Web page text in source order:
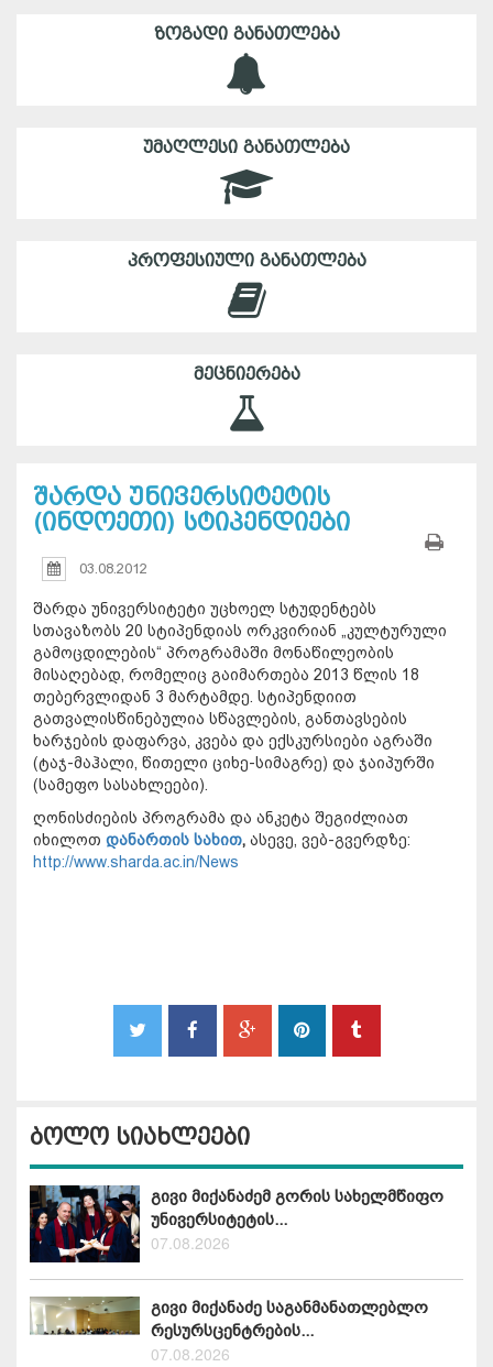
ᲖᲝᲒᲐᲓᲘ ᲒᲐᲜᲐᲗᲚᲔᲑᲐ
ᲣᲛᲐᲦᲚᲔᲡᲘ ᲒᲐᲜᲐᲗᲚᲔᲑᲐ
ᲞᲠᲝᲤᲔᲡᲘᲣᲚᲘ ᲒᲐᲜᲐᲗᲚᲔᲑᲐ
ᲛᲔᲪᲜᲘᲔᲠᲔᲑᲐ
შარდა უნივერსიტეტის
(ინდოეთი) სტიპენდიები
03.08.2012
შარდა უნივერსიტეტი უცხოელ სტუდენტებს
სთავაზობს 20 სტიპენდიას ორკვირიან „კულტურული
გამოცდილების“ პროგრამაში მონაწილეობის
მისაღებად, რომელიც გაიმართება 2013 წლის 18
თებერვლიდან 3 მარტამდე. სტიპენდიით
გათვალისწინებულია სწავლების, განთავსების
ხარჯების დაფარვა, კვება და ექსკურსიები აგრაში
(ტაჯ-მაჰალი, წითელი ციხე-სიმაგრე) და ჯაიპურში
(სამეფო სასახლეები).
ღონისძიების პროგრამა და ანკეტა შეგიძლიათ
იხილოთ დანართის სახით, ასევე, ვებ-გვერდზე:
http://www.sharda.ac.in/News
ბოლო სიახლეები
გივი მიქანაძემ გორის სახელმწიფო
უნივერსიტეტის...
07.08.2026
გივი მიქანაძე საგანმანათლებლო
რესურსცენტრების...
07.08.2026